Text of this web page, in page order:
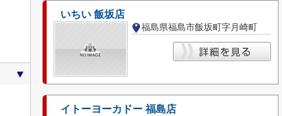
いちい 飯坂店
福島県福島市飯坂町字月崎町
イトーヨーカドー 福島店